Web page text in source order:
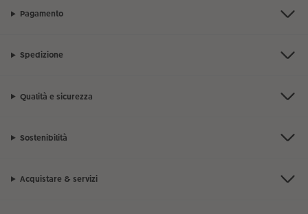
Pagamento
Spedizione
Qualità e sicurezza
Sostenibilità
Acquistare & servizi